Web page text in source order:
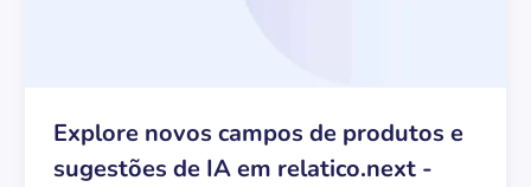
Explore novos campos de produtos e
sugestões de IA em relatico.next -